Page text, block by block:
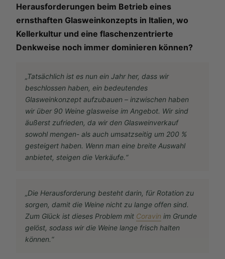
Herausforderungen beim Betrieb eines
ernsthaften Glasweinkonzepts in Italien, wo
Kellerkultur und eine flaschenzentrierte
Denkweise noch immer dominieren können?
„Tatsächlich ist es nun ein Jahr her, dass wir
beschlossen haben, ein bedeutendes
Glasweinkonzept aufzubauen – inzwischen haben
wir über 90 Weine glasweise im Angebot. Wir sind
äußerst zufrieden, da wir den Glasweinverkauf
sowohl mengen- als auch umsatzseitig um 200 %
gesteigert haben. Wenn man eine breite Auswahl
anbietet, steigen die Verkäufe.“
„Die Herausforderung besteht darin, für Rotation zu
sorgen, damit die Weine nicht zu lange offen sind.
Zum Glück ist dieses Problem mit Coravin im Grunde
gelöst, sodass wir die Weine lange frisch halten
können.“